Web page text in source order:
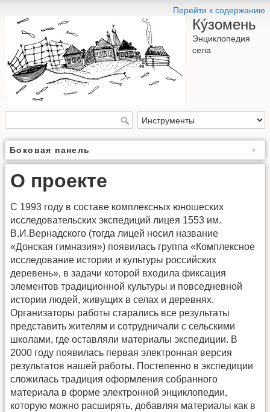
Перейти к содержанию
Кýзомень
Энциклопедия
села
Боковая панель
О проекте
С 1993 году в составе комплексных юношеских
исследовательских экспедиций лицея 1553 им.
В.И.Вернадского (тогда лицей носил название
«Донская гимназия») появилась группа «Комплексное
исследование истории и культуры российских
деревень», в задачи которой входила фиксация
элементов традиционной культуры и повседневной
истории людей, живущих в селах и деревнях.
Организаторы работы старались все результаты
представить жителям и сотрудничали с сельскими
школами, где оставляли материалы экспедиции. В
2000 году появилась первая электронная версия
результатов нашей работы. Постепенно в экспедиции
сложилась традиция оформления собранного
материала в форме электронной энциклопедии,
которую можно расширять, добавляя материалы как в